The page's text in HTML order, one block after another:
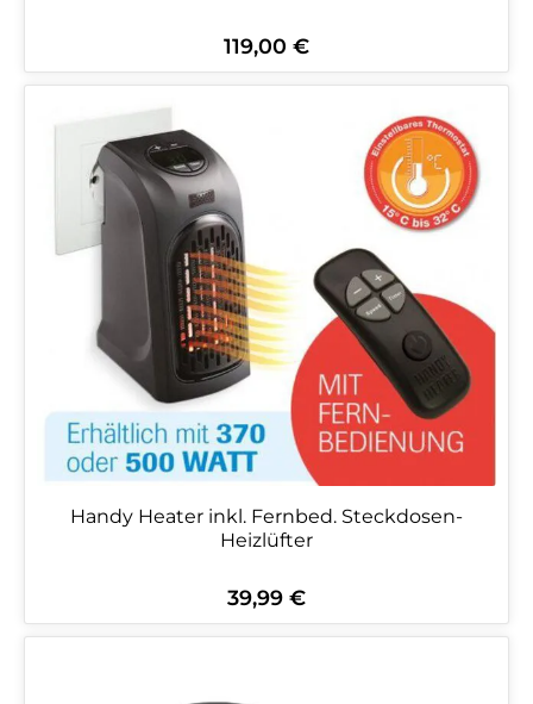
Regulärer Preis:
119,00 €
Handy Heater inkl. Fernbed. Steckdosen-
Heizlüfter
Regulärer Preis:
39,99 €